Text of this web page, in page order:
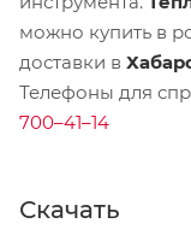
можно купить в
доставки в
Телефоны для
700–41–14
Скачать